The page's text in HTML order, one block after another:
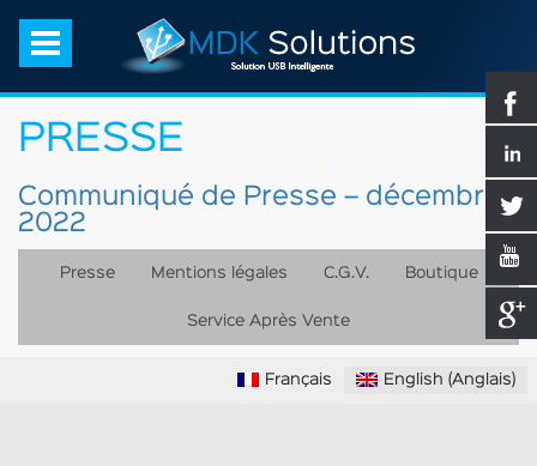
PRESSE
Communiqué de Presse – décembre
2022
Presse Mentions légales C.G.V. Boutique
Service Après Vente
Français English (Anglais)